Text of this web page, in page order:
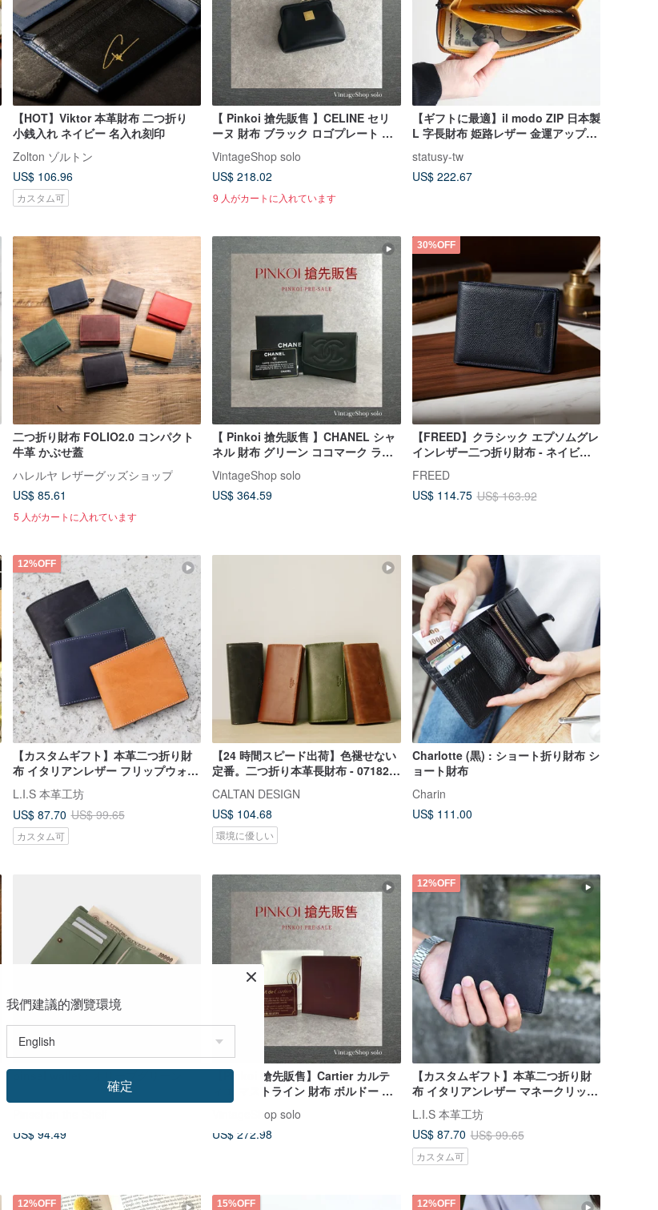
【HOT】Viktor 本革財布 二つ折り
小銭入れ ネイビー 名入れ刻印
Zolton ゾルトン
US$ 106.96
カスタム可
【 Pinkoi 搶先販售 】CELINE セリ
ーヌ 財布 ブラック ロゴプレート レ
VintageShop solo
US$ 218.02
9 人がカートに入れています
【ギフトに最適】il modo ZIP 日本製
L 字長財布 姫路レザー 金運アップス
statusy-tw
US$ 222.67
二つ折り財布 FOLIO2.0 コンパクト
牛革 かぶせ蓋
ハレルヤ レザーグッズショップ
US$ 85.61
5 人がカートに入れています
【 Pinkoi 搶先販售 】CHANEL シャ
ネル 財布 グリーン ココマーク ラム
レザー コインケース vintage ヴィン
テージ オールド bkk4v4
VintageShop solo
US$ 364.59
30%OFF
【FREED】クラシック エプソムグレ
インレザー二つ折り財布 - ネイビー
革財布 二つ折り財布 メンズ ギフト
FREED
US$ 114.75 US$ 163.92
12%OFF
【カスタムギフト】本革二つ折り財
布 イタリアンレザー フリップウォレ
ット 4 色 父の日ギフト
L.I.S 本革工坊
US$ 87.70 US$ 99.65
カスタム可
【24 時間スピード出荷】色褪せない
定番。二つ折り本革長財布 - 071822
5 色展開
CALTAN DESIGN
US$ 104.68
環境に優しい
Charlotte (黒) : ショート折り財布 シ
ョート財布
Charin
US$ 111.00
US$ 94.49
【Pinkoi 搶先販售】Cartier カルテ
ィエ マストライン 財布 ボルドー レ
ザー 二つ折り vintage ヴィンテージ
オールド ustkxg
VintageShop solo
US$ 272.98
12%OFF
【カスタムギフト】本革二つ折り財
布 イタリアンレザー マネークリップ
付き 5 色 父の日ギフト
L.I.S 本革工坊
US$ 87.70 US$ 99.65
カスタム可
12%OFF 15%OFF 12%OFF
我們建議的瀏覽環境
確定